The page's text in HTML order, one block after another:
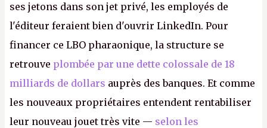
ses jetons dans son jet privé, les employés de
l'éditeur feraient bien d'ouvrir LinkedIn. Pour
financer ce LBO pharaonique, la structure se
retrouve plombée par une dette colossale de 18
milliards de dollars auprès des banques. Et comme
les nouveaux propriétaires entendent rentabiliser
leur nouveau jouet très vite — selon les